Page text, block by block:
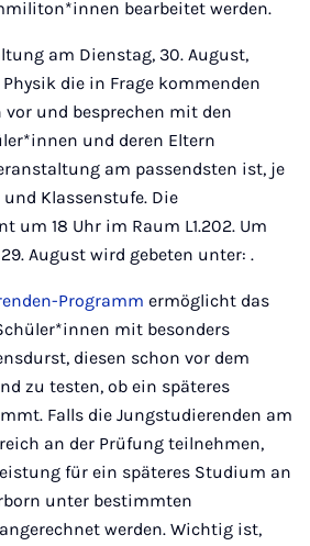
bearbeitet werden.
am Dienstag, 30. August,
die in Frage kommenden
und besprechen mit den
und deren Eltern
am passendsten ist, je
Klassenstufe. Die
um 18 Uhr im Raum L1.202. Um
August wird gebeten unter: .
Programm ermöglicht das
mit besonders
diesen schon vor dem
zu testen, ob ein späteres
Falls die Jungstudierenden am
an der Prüfung teilnehmen,
für ein späteres Studium an
unter bestimmten
werden. Wichtig ist,